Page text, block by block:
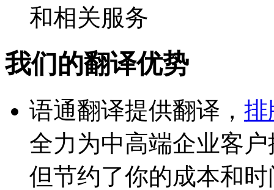
和相关服务
我们的翻译优势
语通翻译提供翻译， 排
全力为中高端企业客
但节约了你的成本和